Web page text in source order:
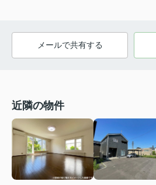
メールで共有する
近隣の物件